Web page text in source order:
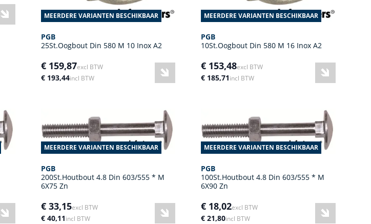
MEERDERE VARIANTEN BESCHIKBAAR
PGB
25St.Oogbout Din 580 M 10 Inox A2
€ 159,87excl BTW
€ 193,44incl BTW
MEERDERE VARIANTEN BESCHIKBAAR
PGB
10St.Oogbout Din 580 M 16 Inox A2
€ 153,48excl BTW
€ 185,71incl BTW
MEERDERE VARIANTEN BESCHIKBAAR
PGB
200St.Houtbout 4.8 Din 603/555 * M
6X75 Zn
€ 33,15excl BTW
€ 40,11incl BTW
MEERDERE VARIANTEN BESCHIKBAAR
PGB
100St.Houtbout 4.8 Din 603/555 * M
6X90 Zn
€ 18,02excl BTW
€ 21,80incl BTW